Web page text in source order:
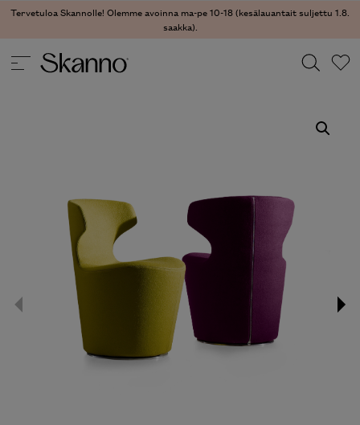
Tervetuloa Skannolle! Olemme avoinna ma-pe 10-18 (kesälauantait suljettu 1.8.
saakka).